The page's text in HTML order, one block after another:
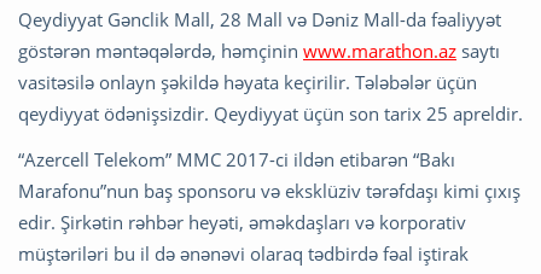
Qeydiyyat Gənclik Mall, 28 Mall və Dəniz Mall-da fəaliyyət
göstərən məntəqələrdə, həmçinin www.marathon.az saytı
vasitəsilə onlayn şəkildə həyata keçirilir. Tələbələr üçün
qeydiyyat ödənişsizdir. Qeydiyyat üçün son tarix 25 apreldir.
“Azercell Telekom” MMC 2017-ci ildən etibarən “Bakı
Marafonu”nun baş sponsoru və eksklüziv tərəfdaşı kimi çıxış
edir. Şirkətin rəhbər heyəti, əməkdaşları və korporativ
müştəriləri bu il də ənənəvi olaraq tədbirdə fəal iştirak